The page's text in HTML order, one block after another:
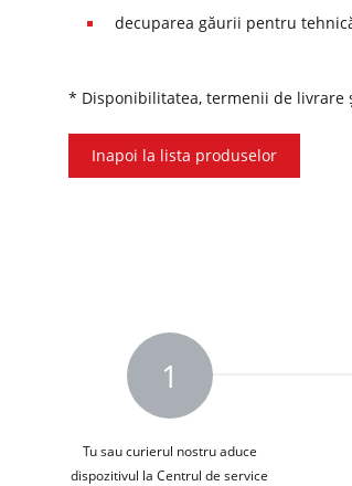
decuparea găurii pentru
* Disponibilitatea, termenii de livrare
Inapoi la lista produselor
1
Tu sau curierul nostru aduce
dispozitivul la Centrul de service